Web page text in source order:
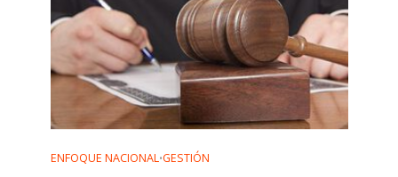
ENFOQUE NACIONAL•GESTIÓN